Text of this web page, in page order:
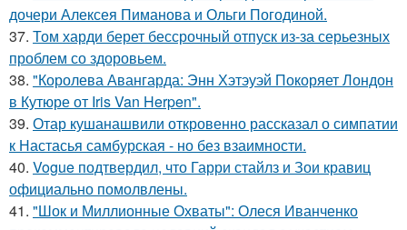
дочери Алексея Пиманова и Ольги Погодиной.
37. Том харди берет бессрочный отпуск из-за серьезных
проблем со здоровьем.
38. "Королева Авангарда: Энн Хэтэуэй Покоряет Лондон
в Кутюре от Iris Van Herpen".
39. Отар кушанашвили откровенно рассказал о симпатии
к Настасья самбурская - но без взаимности.
40. Vogue подтвердил, что Гарри стайлз и Зои кравиц
официально помолвлены.
41. "Шок и Миллионные Охваты": Олеся Иванченко